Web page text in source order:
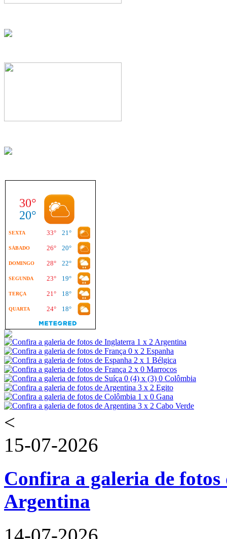
<
15-07-2026
Confira a galeria de
Argentina